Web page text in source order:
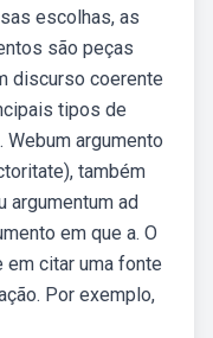
escolhas, as
são peças
discurso coerente
tipos de
argumento
também
argumentum ad
em que a. O
citar uma fonte
Por exemplo,